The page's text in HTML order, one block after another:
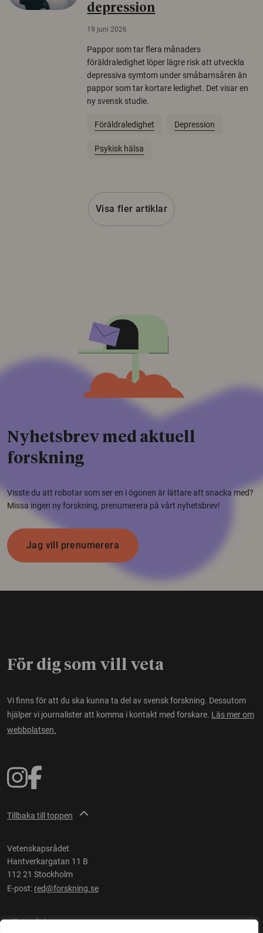
depression
19 juni 2026
Pappor som tar flera månaders
föräldraledighet löper lägre risk att utveckla
depressiva symtom under småbarnsåren än
pappor som tar kortare ledighet. Det visar en
ny svensk studie.
Föräldraledighet Depression
Psykisk hälsa
Visa fler artiklar
Nyhetsbrev med aktuell
forskning
Visste du att robotar som ser en i ögonen är lättare att snacka med?
Missa ingen ny forskning, prenumerera på vårt nyhetsbrev!
Jag vill prenumerera
För dig som vill veta
Vi finns för att du ska kunna ta del av svensk forskning. Dessutom
hjälper vi journalister att komma i kontakt med forskare. Läs mer om
webbplatsen.
Tillbaka till toppen
Vetenskapsrådet
Hantverkargatan 11 B
112 21 Stockholm
E-post: red@forskning.se
Tillgänglighet